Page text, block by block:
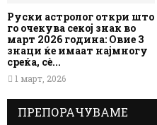
Руски астролог откри што
го очекува секој знак во
март 2026 година: Овие 3
знаци ќе имаат најмногу
среќа, сè...
1 март, 2026
ПРЕПОРАЧУВАМЕ